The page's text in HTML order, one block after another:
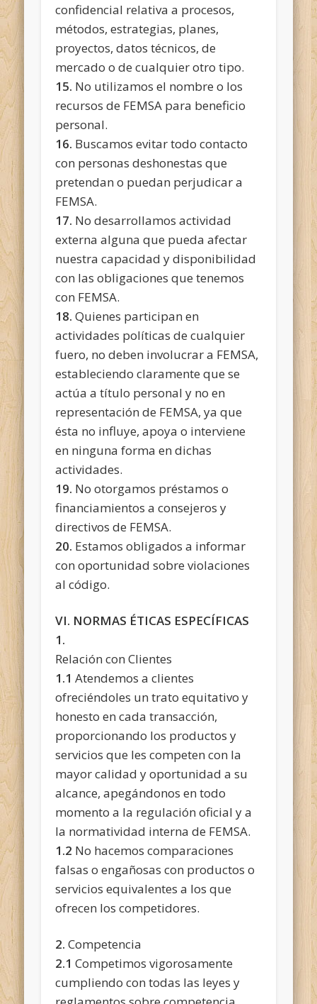
confidencial relativa a procesos,
métodos, estrategias, planes,
proyectos, datos técnicos, de
mercado o de cualquier otro tipo.
15. No utilizamos el nombre o los
recursos de FEMSA para beneficio
personal.
16. Buscamos evitar todo contacto
con personas deshonestas que
pretendan o puedan perjudicar a
FEMSA.
17. No desarrollamos actividad
externa alguna que pueda afectar
nuestra capacidad y disponibilidad
con las obligaciones que tenemos
con FEMSA.
18. Quienes participan en
actividades políticas de cualquier
fuero, no deben involucrar a FEMSA,
estableciendo claramente que se
actúa a título personal y no en
representación de FEMSA, ya que
ésta no influye, apoya o interviene
en ninguna forma en dichas
actividades.
19. No otorgamos préstamos o
financiamientos a consejeros y
directivos de FEMSA.
20. Estamos obligados a informar
con oportunidad sobre violaciones
al código.
VI. NORMAS ÉTICAS ESPECÍFICAS
1.
Relación con Clientes
1.1 Atendemos a clientes
ofreciéndoles un trato equitativo y
honesto en cada transacción,
proporcionando los productos y
servicios que les competen con la
mayor calidad y oportunidad a su
alcance, apegándonos en todo
momento a la regulación oficial y a
la normatividad interna de FEMSA.
1.2 No hacemos comparaciones
falsas o engañosas con productos o
servicios equivalentes a los que
ofrecen los competidores.
2. Competencia
2.1 Competimos vigorosamente
cumpliendo con todas las leyes y